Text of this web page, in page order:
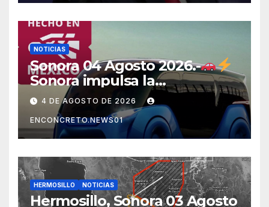
NOTICIAS
Sonora 04 Agosto 2026.-
Sonora impulsa la
electromovilidad con
«Beyond», un vehículo
eléctrico desarrollado junto
al ITH
4 DE AGOSTO DE 2026
ENCONCRETO.NEWS01
HERMOSILLO NOTICIAS
Hermosillo, Sonora 03 Agosto